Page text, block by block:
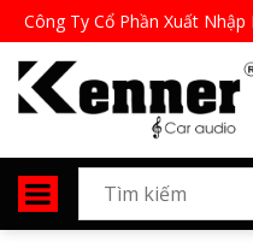
Công Ty Cổ Phần Xuất